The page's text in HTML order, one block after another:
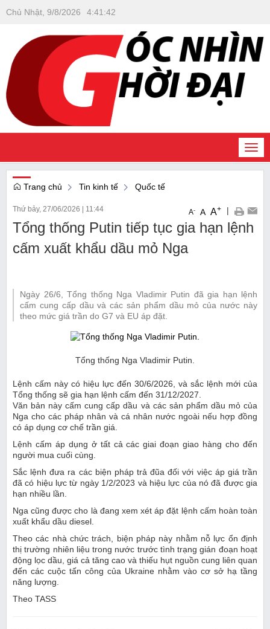
Chủ Nhật, 9/8/2026 4:41 :43
Trang chủ Tin kinh tế Quốc tế
Thứ bảy, 27/06/2026 11:44 A- A A+ |
Tổng thống Putin tiếp tục gia hạn lệnh
cấm xuất khẩu dầu mỏ Nga
Ngày 26/6, Tổng thống Nga Vladimir Putin đã gia hạn lệnh
cấm cung cấp dầu và các sản phẩm dầu mỏ của nước này
theo mức giá trần do G7 và EU áp đặt.
Tổng thống Nga Vladimir Putin.
Lệnh cấm này có hiệu lực đến 30/6/2026, và sắc lệnh mới của
Tổng thống sẽ gia hạn lệnh cấm đến 31/12/2027.
Văn bản này cấm cung cấp dầu và các sản phẩm dầu mỏ của
Nga cho các pháp nhân và cá nhân nước ngoài nếu hợp đồng
có áp dụng cơ chế trần giá.
Lệnh cấm áp dụng ở tất cả các giai đoạn giao hàng cho đến
người mua cuối cùng.
Sắc lệnh đưa ra các biện pháp trả đũa đối với việc áp giá trần
đã có hiệu lực từ ngày 1/2/2023 và hiệu lực của nó đã được gia
hạn nhiều lần.
Nga cũng được cho là đang xem xét áp đặt lệnh cấm hoàn toàn
xuất khẩu dầu diesel.
Theo các nhà chức trách, biện pháp này nhằm nỗ lực ổn định
thị trường nhiên liệu trong nước trước tình trạng gián đoạn hoạt
động lọc dầu, giá cả tăng cao và thiếu hụt nguồn cung liên quan
đến các cuộc tấn công của Ukraine nhằm vào cơ sở hạ tầng
năng lượng.
Theo TASS